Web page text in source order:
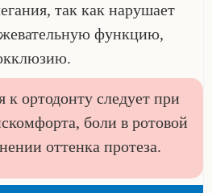
так как нарушает
функцию,
к ортодонту следует при
боли в ротовой
оттенка протеза.